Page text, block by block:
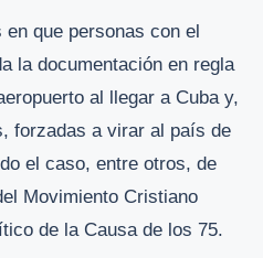
que personas con el
la documentación en regla
al llegar a Cuba y,
forzadas a virar al país de
el caso, entre otros, de
Movimiento Cristiano
de la Causa de los 75.